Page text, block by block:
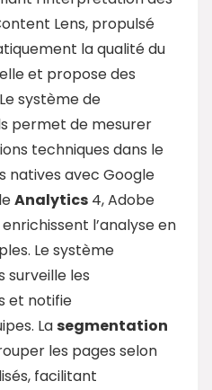
Lens, propulsé
la qualité du
et propose des
système de
permet de mesurer
techniques dans le
natives avec Google
Analytics 4, Adobe
l’analyse en
Le système
surveille les
et notifie
Lasegmentation
les pages selon
facilitant